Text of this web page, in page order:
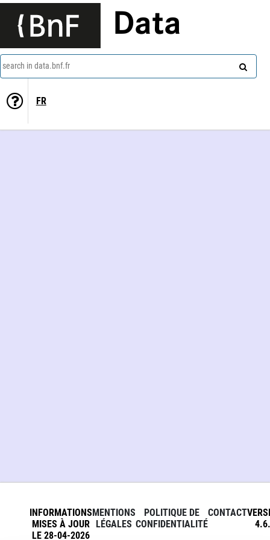
Data
search in data.bnf.fr
FR
INFORMATIONS
MISES À JOUR
LE 28-04-2026
MENTIONS
LÉGALES
POLITIQUE DE
CONFIDENTIALITÉ
CONTACT